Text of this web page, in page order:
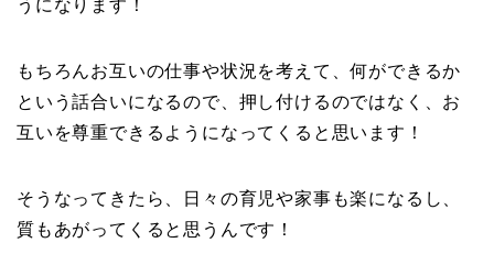
うになります！
もちろんお互いの仕事や状況を考えて、何ができるか
という話合いになるので、押し付けるのではなく、お
互いを尊重できるようになってくると思います！
そうなってきたら、日々の育児や家事も楽になるし、
質もあがってくると思うんです！